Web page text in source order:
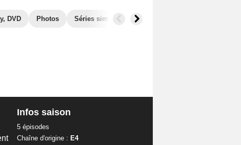
DVD Photos Séries similaires
Infos saison
5 épisodes
Chaîne d'origine : E4